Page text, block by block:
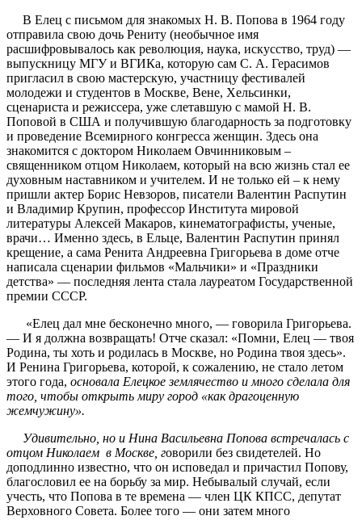
В Елец с письмом для знакомых Н. В. Попова в 1964 году
отправила свою дочь Рениту (необычное имя
расшифровывалось как революция, наука, искусство, труд) —
выпускницу МГУ и ВГИКа, которую сам С. А. Герасимов
пригласил в свою мастерскую, участницу фестивалей
молодежи и студентов в Москве, Вене, Хельсинки,
сценариста и режиссера, уже слетавшую с мамой Н. В.
Поповой в США и получившую благодарность за подготовку
и проведение Всемирного конгресса женщин. Здесь она
знакомится с доктором Николаем Овчинниковым –
священником отцом Николаем, который на всю жизнь стал ее
духовным наставником и учителем. И не только ей – к нему
пришли актер Борис Невзоров, писатели Валентин Распутин
и Владимир Крупин, профессор Института мировой
литературы Алексей Макаров, кинематографисты, ученые,
врачи… Именно здесь, в Ельце, Валентин Распутин принял
крещение, а сама Ренита Андреевна Григорьева в доме отче
написала сценарии фильмов «Мальчики» и «Праздники
детства» — последняя лента стала лауреатом Государственной
премии СССР.
«Елец дал мне бесконечно много, — говорила Григорьева.
— И я должна возвращать! Отче сказал: «Помни, Елец — твоя
Родина, ты хоть и родилась в Москве, но Родина твоя здесь».
И Ренина Григорьева, которой, к сожалению, не стало летом
этого года, основала Елецкое землячество и много сделала для
того, чтобы открыть миру город «как драгоценную
жемчужину».
Удивительно, но и Нина Васильевна Попова встречалась с
отцом Николаем в Москве, говорили без свидетелей. Но
доподлинно известно, что он исповедал и причастил Попову,
благословил ее на борьбу за мир. Небывалый случай, если
учесть, что Попова в те времена — член ЦК КПСС, депутат
Верховного Совета. Более того — они затем много